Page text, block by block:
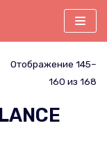
Отображение 145–
160 из 168